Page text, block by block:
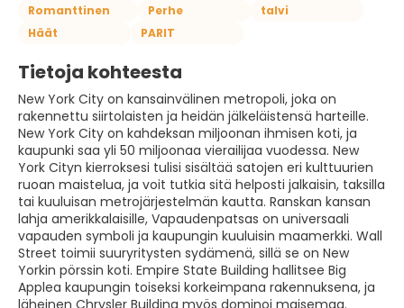
Romanttinen Perhe
talvi
Häät
PARIT
Tietoja kohteesta
New York City on kansainvälinen metropoli, joka on
rakennettu siirtolaisten ja heidän jälkeläistensä harteille.
New York City on kahdeksan miljoonan ihmisen koti, ja
kaupunki saa yli 50 miljoonaa vierailijaa vuodessa. New
York Cityn kierroksesi tulisi sisältää satojen eri kulttuurien
ruoan maistelua, ja voit tutkia sitä helposti jalkaisin, taksilla
tai kuuluisan metrojärjestelmän kautta. Ranskan kansan
lahja amerikkalaisille, Vapaudenpatsas on universaali
vapauden symboli ja kaupungin kuuluisin maamerkki. Wall
Street toimii suuryritysten sydämenä, sillä se on New
Yorkin pörssin koti. Empire State Building hallitsee Big
Applea kaupungin toiseksi korkeimpana rakennuksena, ja
läheinen Chrysler Building myös dominoi maisemaa.